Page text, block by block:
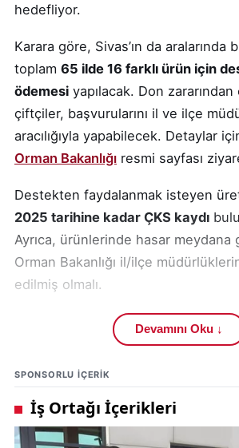
hedefliyor.
Karara göre, Sivas’ın da aralarında
toplam 65 ilde 16 farklı ürün için
ödemesi yapılacak. Don
çiftçiler, başvurularını il ve ilçe
aracılığıyla yapabilecek. Detaylar
Orman Bakanlığı resmi sayfası
Destekten faydalanmak isteyen
2025 tarihine kadar ÇKS kaydı
Ayrıca, ürünlerinde hasar meydana
Orman Bakanlığı il/ilçe
edilmiş olmalı.
Başvurular, il/ilçe müdürlükleri
Bu noktada üreticilerin belgelerini
tamamlaması önem taşıyor.
Destekleme ödemelerinden:
Dolayısıyla, zirai sigorta
Devamını Oku ↓
SPONSORLU IÇERIK